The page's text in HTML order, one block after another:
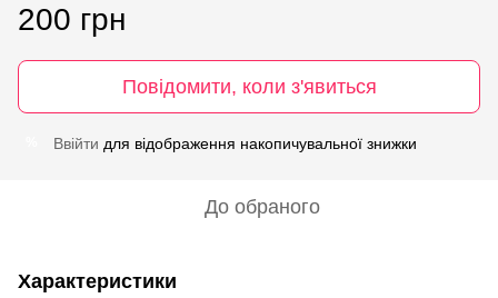
200 грн
Повідомити, коли з'явиться
Ввійти для відображення накопичувальної знижки
До обраного
Характеристики